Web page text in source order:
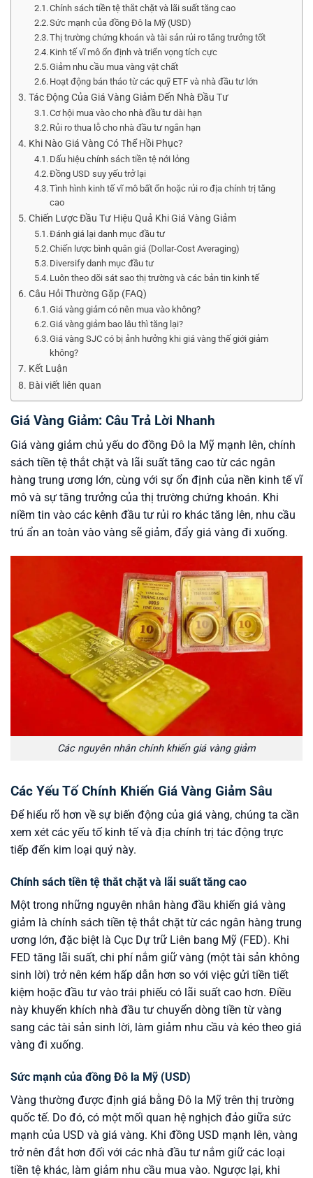
Chính sách tiền tệ thắt chặt và lãi suất tăng cao
Sức mạnh của đồng Đô la Mỹ (USD)
Thị trường chứng khoán và tài sản rủi ro tăng trưởng tốt
Kinh tế vĩ mô ổn định và triển vọng tích cực
Giảm nhu cầu mua vàng vật chất
Hoạt động bán tháo từ các quỹ ETF và nhà đầu tư lớn
Tác Động Của Giá Vàng Giảm Đến Nhà Đầu Tư
Cơ hội mua vào cho nhà đầu tư dài hạn
Rủi ro thua lỗ cho nhà đầu tư ngắn hạn
Khi Nào Giá Vàng Có Thể Hồi Phục?
Dấu hiệu chính sách tiền tệ nới lỏng
Đồng USD suy yếu trở lại
Tình hình kinh tế vĩ mô bất ổn hoặc rủi ro địa chính trị tăng
cao
Chiến Lược Đầu Tư Hiệu Quả Khi Giá Vàng Giảm
Đánh giá lại danh mục đầu tư
Chiến lược bình quân giá (Dollar-Cost Averaging)
Diversify danh mục đầu tư
Luôn theo dõi sát sao thị trường và các bản tin kinh tế
Câu Hỏi Thường Gặp (FAQ)
Giá vàng giảm có nên mua vào không?
Giá vàng giảm bao lâu thì tăng lại?
Giá vàng SJC có bị ảnh hưởng khi giá vàng thế giới giảm
không?
Kết Luận
Bài viết liên quan
Giá Vàng Giảm: Câu Trả Lời Nhanh
Giá vàng giảm chủ yếu do đồng Đô la Mỹ mạnh lên, chính
sách tiền tệ thắt chặt và lãi suất tăng cao từ các ngân
hàng trung ương lớn, cùng với sự ổn định của nền kinh tế vĩ
mô và sự tăng trưởng của thị trường chứng khoán. Khi
niềm tin vào các kênh đầu tư rủi ro khác tăng lên, nhu cầu
trú ẩn an toàn vào vàng sẽ giảm, đẩy giá vàng đi xuống.
Các nguyên nhân chính khiến giá vàng giảm
Các Yếu Tố Chính Khiến Giá Vàng Giảm Sâu
Để hiểu rõ hơn về sự biến động của giá vàng, chúng ta cần
xem xét các yếu tố kinh tế và địa chính trị tác động trực
tiếp đến kim loại quý này.
Chính sách tiền tệ thắt chặt và lãi suất tăng cao
Một trong những nguyên nhân hàng đầu khiến giá vàng
giảm là chính sách tiền tệ thắt chặt từ các ngân hàng trung
ương lớn, đặc biệt là Cục Dự trữ Liên bang Mỹ (FED). Khi
FED tăng lãi suất, chi phí nắm giữ vàng (một tài sản không
sinh lời) trở nên kém hấp dẫn hơn so với việc gửi tiền tiết
kiệm hoặc đầu tư vào trái phiếu có lãi suất cao hơn. Điều
này khuyến khích nhà đầu tư chuyển dòng tiền từ vàng
sang các tài sản sinh lời, làm giảm nhu cầu và kéo theo giá
vàng đi xuống.
Sức mạnh của đồng Đô la Mỹ (USD)
Vàng thường được định giá bằng Đô la Mỹ trên thị trường
quốc tế. Do đó, có một mối quan hệ nghịch đảo giữa sức
mạnh của USD và giá vàng. Khi đồng USD mạnh lên, vàng
trở nên đắt hơn đối với các nhà đầu tư nắm giữ các loại
tiền tệ khác, làm giảm nhu cầu mua vào. Ngược lại, khi